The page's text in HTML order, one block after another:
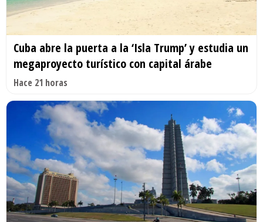
Cuba abre la puerta a la ‘Isla Trump’ y estudia un
megaproyecto turístico con capital árabe
Hace 21 horas